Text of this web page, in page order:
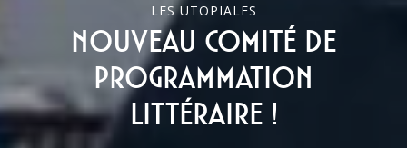
LES UTOPIALES
Nouveau comité de
programmation
littéraire !